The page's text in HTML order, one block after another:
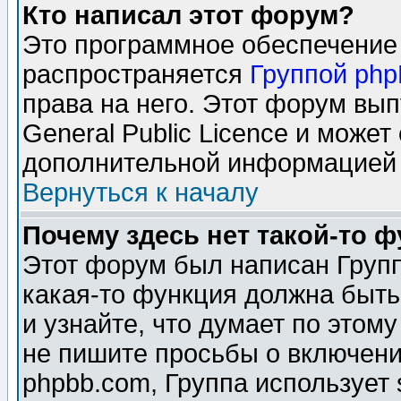
Кто написал этот форум?
Это программное
распространяется Группой
права на него. Этот форум
General Public Licence и может
дополнительной
Вернуться к началу
Почему здесь нет такой-то
Этот форум был написан
какая-то функция должна
и узнайте, что думает по
не пишите просьбы о
phpbb.com, Группа